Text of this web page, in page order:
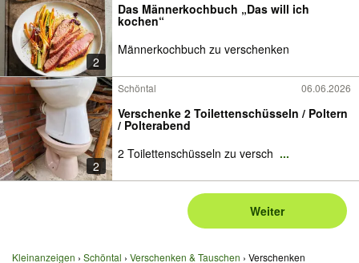
2
Das Männerkochbuch „Das will ich
kochen“
Männerkochbuch zu verschenken
2
Schöntal 06.06.2026
Verschenke 2 Toilettenschüsseln / Poltern
/ Polterabend
2 Toilettenschüsseln zu versch ...
Weiter
Kleinanzeigen Schöntal Verschenken & Tauschen Verschenken